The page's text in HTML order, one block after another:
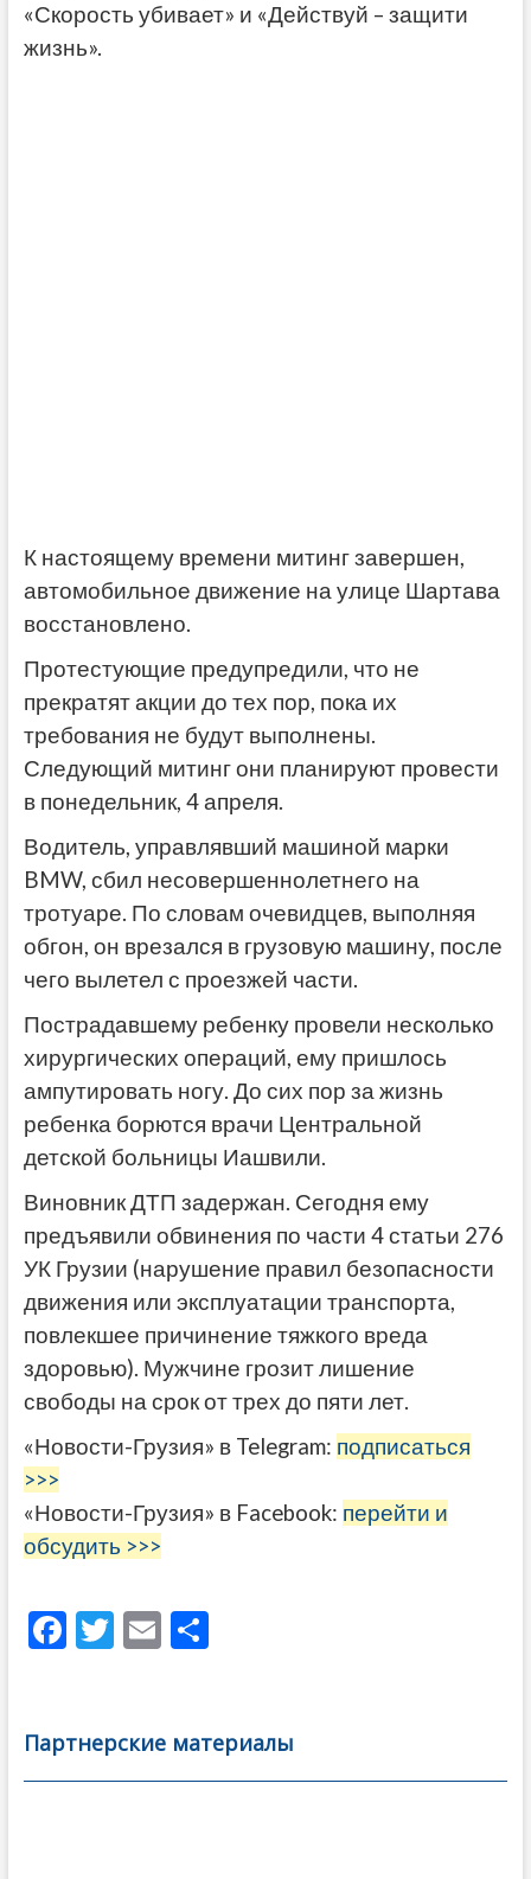
«Скорость убивает» и «Действуй – защити
жизнь».
К настоящему времени митинг завершен,
автомобильное движение на улице Шартава
восстановлено.
Протестующие предупредили, что не
прекратят акции до тех пор, пока их
требования не будут выполнены.
Следующий митинг они планируют провести
в понедельник, 4 апреля.
Водитель, управлявший машиной марки
BMW, сбил несовершеннолетнего на
тротуаре. По словам очевидцев, выполняя
обгон, он врезался в грузовую машину, после
чего вылетел с проезжей части.
Пострадавшему ребенку провели несколько
хирургических операций, ему пришлось
ампутировать ногу. До сих пор за жизнь
ребенка борются врачи Центральной
детской больницы Иашвили.
Виновник ДТП задержан. Сегодня ему
предъявили обвинения по части 4 статьи 276
УК Грузии (нарушение правил безопасности
движения или эксплуатации транспорта,
повлекшее причинение тяжкого вреда
здоровью). Мужчине грозит лишение
свободы на срок от трех до пяти лет.
«Новости-Грузия» в Telegram: подписаться
>>>
«Новости-Грузия» в Facebook: перейти и
обсудить >>>
F
b
o
T
er
E
l
О
а
в
Партнерские материалы